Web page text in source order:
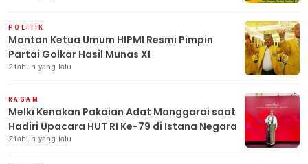
POLITIK
Mantan Ketua Umum HIPMI Resmi Pimpin
Partai Golkar Hasil Munas XI
2 tahun yang lalu
RAGAM
Melki Kenakan Pakaian Adat Manggarai saat
Hadiri Upacara HUT RI Ke-79 di Istana Negara
2 tahun yang lalu